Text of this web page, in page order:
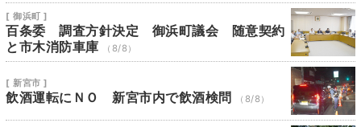
[ 御浜町 ]
百条委 調査方針決定 御浜町議会 随意契約
と市木消防車庫
（8/8）
[ 新宮市 ]
飲酒運転にＮＯ 新宮市内で飲酒検問 （8/8）